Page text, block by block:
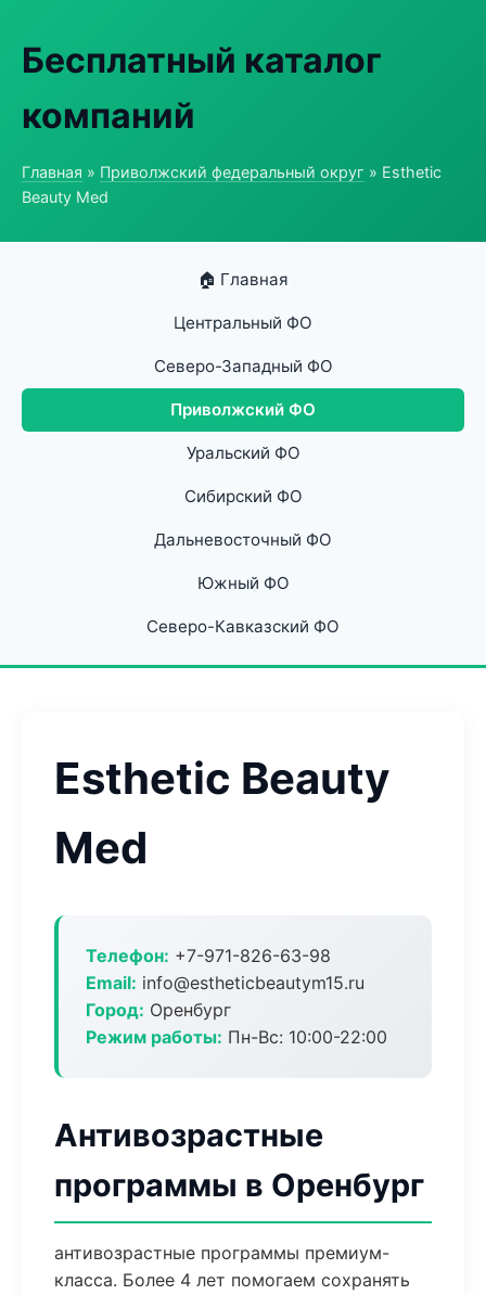
Бесплатный каталог
компаний
Главная » Приволжский федеральный округ » Esthetic
Beauty Med
🏠 Главная
Центральный ФО
Северо-Западный ФО
Приволжский ФО
Уральский ФО
Сибирский ФО
Дальневосточный ФО
Южный ФО
Северо-Кавказский ФО
Esthetic Beauty
Med
Телефон: +7-971-826-63-98
Email: info@estheticbeautym15.ru
Город: Оренбург
Режим работы: Пн-Вс: 10:00-22:00
Антивозрастные
программы в Оренбург
антивозрастные программы премиум-
класса. Более 4 лет помогаем сохранять